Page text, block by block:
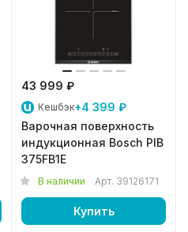
43 999 ₽
Кешбэк+4 399 ₽
Варочная поверхность
индукционная Bosch PIB
375FB1E
В наличии Арт. 39126171
Купить